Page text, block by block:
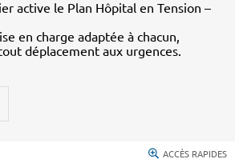
active le Plan Hôpital en Tension –
en charge adaptée à chacun,
déplacement aux urgences.
ACCÈS RAPIDES